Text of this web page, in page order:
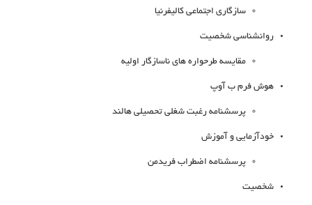
سازگاری اجتماعی کالیفرنیا
روانشناسی شخصیت
مقایسه طرحواره های ناسازگار اولیه
هوش فرم ب آوپ
پرسشنامه رغبت شغلی تحصیلی هالند
خودآزمایی و آموزش
پرسشنامه اضطراب فریدمن
شخصیت